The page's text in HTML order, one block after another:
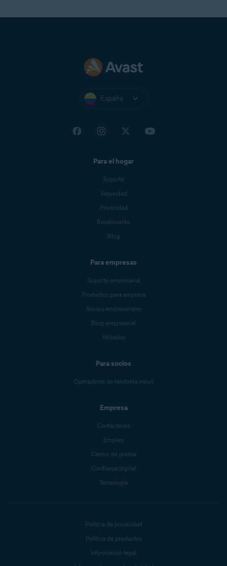
España
Para el hogar
Soporte
Seguridad
Privacidad
Rendimiento
Blog
Para empresas
Soporte empresarial
Productos para empresa
Socios empresariales
Blog empresarial
Afiliados
Para socios
Operadores de telefonía móvil
Empresa
Contáctenos
Empleo
Centro de prensa
Confianza digital
Tecnología
Política de privacidad
Política de productos
Información legal